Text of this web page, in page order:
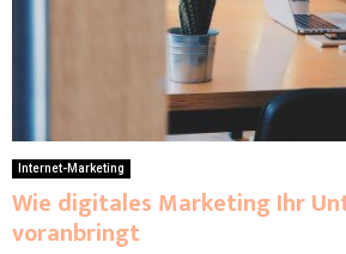
Internet-Marketing
Wie digitales Marketing Ihr
voranbringt